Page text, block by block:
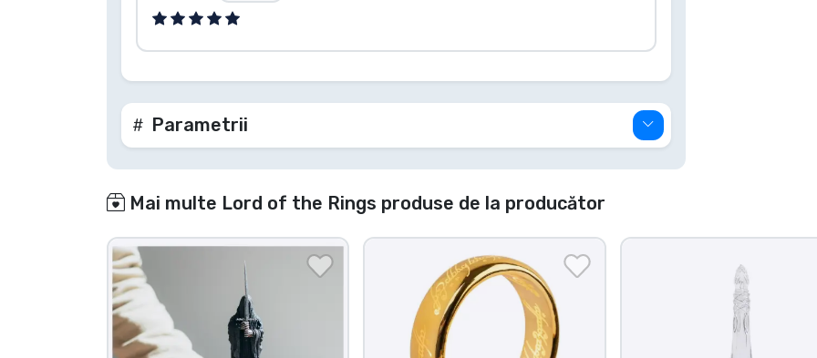
Parametrii
Mai multe Lord of the Rings produse de la producător